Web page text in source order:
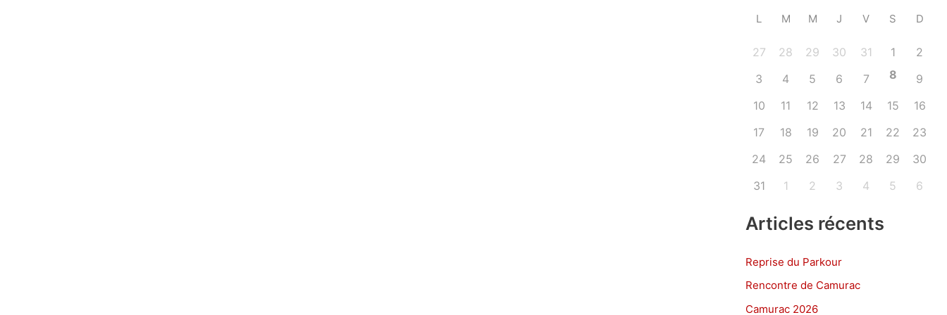
L M M J V S D
27 28 29 30 31 1
2
3
4 5 6 7 8
9
10
11 12 13 14 15
16
17
18 19 20 21 22
23
24
25 26 27 28 29
30
31
1 2 3 4 5 6
Articles récents
Reprise du Parkour
Rencontre de Camurac
Camurac 2026